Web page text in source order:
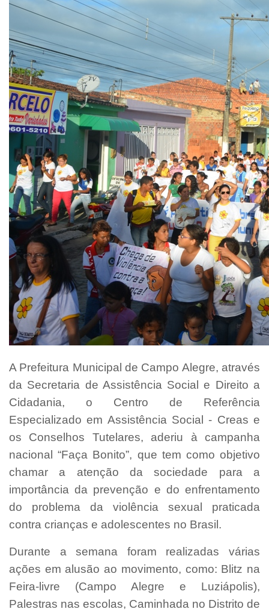
A Prefeitura Municipal de Campo Alegre, através
da Secretaria de Assistência Social e Direito a
Cidadania, o Centro de Referência
Especializado em Assistência Social - Creas e
os Conselhos Tutelares, aderiu à campanha
nacional “Faça Bonito”, que tem como objetivo
chamar a atenção da sociedade para a
importância da prevenção e do enfrentamento
do problema da violência sexual praticada
contra crianças e adolescentes no Brasil.
Durante a semana foram realizadas várias
ações em alusão ao movimento, como: Blitz na
Feira-livre (Campo Alegre e Luziápolis),
Palestras nas escolas, Caminhada no Distrito de